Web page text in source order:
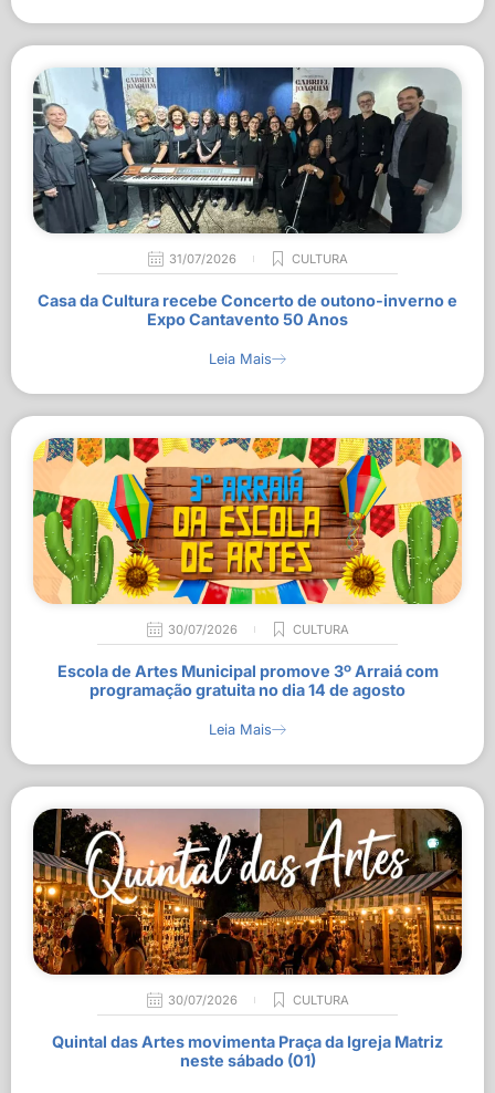
31/07/2026 CULTURA
Casa da Cultura recebe Concerto de outono-inverno e
Expo Cantavento 50 Anos
Leia Mais
30/07/2026 CULTURA
Escola de Artes Municipal promove 3º Arraiá com
programação gratuita no dia 14 de agosto
Leia Mais
30/07/2026 CULTURA
Quintal das Artes movimenta Praça da Igreja Matriz
neste sábado (01)